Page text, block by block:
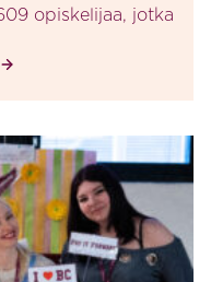
opiskelijaa, jotka